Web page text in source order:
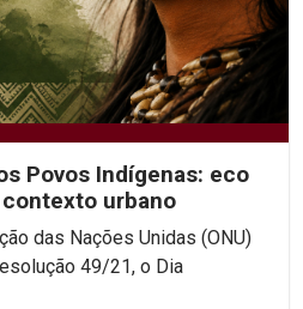
Povos Indígenas: eco
urbano
das Nações Unidas (ONU)
49/21, o Dia